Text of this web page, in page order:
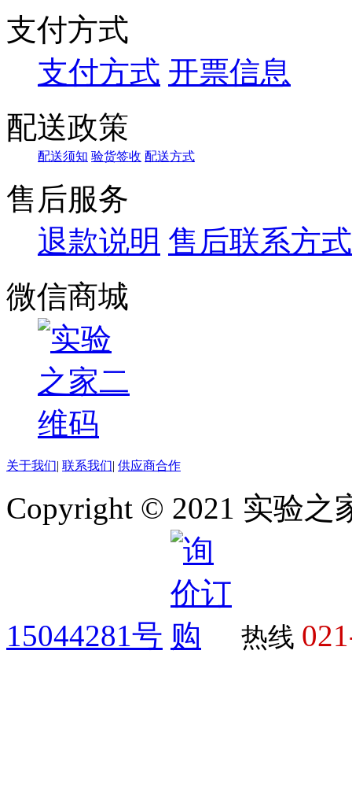
品牌
支付方式
支付方式 开票信息
配送政策
配送须知 验货签收 配送方式
售后服务
退款说明 售后联系方式
微信商城
关于我们| 联系我们| 供应商合作
Copyright © 2021 实验之
15044281号 热线